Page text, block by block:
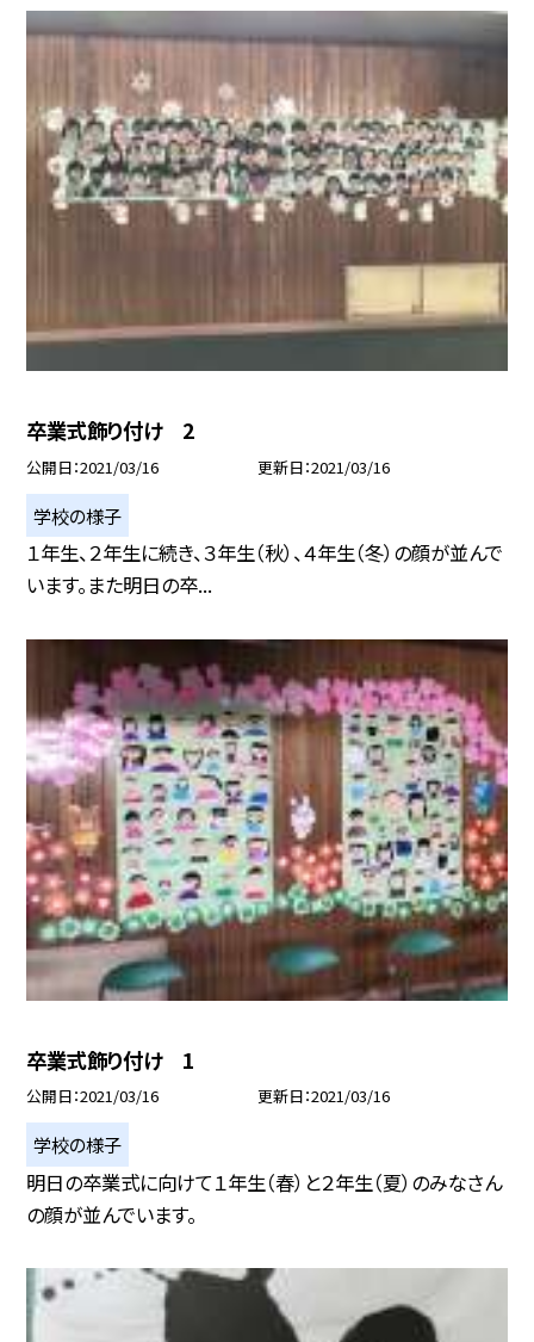
卒業式飾り付け 2
公開日 2021/03/16 更新日 2021/03/16
学校の様子
１年生、２年生に続き、３年生（秋）、４年生（冬）の顔が並んで
います。また明日の卒...
卒業式飾り付け 1
公開日 2021/03/16 更新日 2021/03/16
学校の様子
明日の卒業式に向けて１年生（春）と２年生（夏）のみなさん
の顔が並んでいます。